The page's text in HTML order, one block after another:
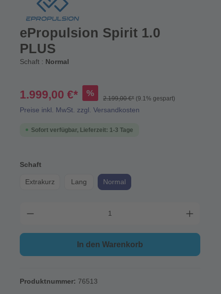
ePropulsion Spirit 1.0
PLUS
Schaft : Normal
1.999,00 €* %
2.199,00 €* (9.1% gespart)
Preise inkl. MwSt. zzgl. Versandkosten
Sofort verfügbar, Lieferzeit: 1-3 Tage
Schaft
Extrakurz Lang Normal
In den Warenkorb
Produktnummer: 76513